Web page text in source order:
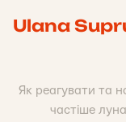
Ulana
Як реагувати та
частіше